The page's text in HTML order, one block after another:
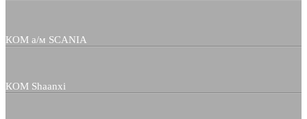
КОМ а/м SCANIA
КОМ Shaanxi